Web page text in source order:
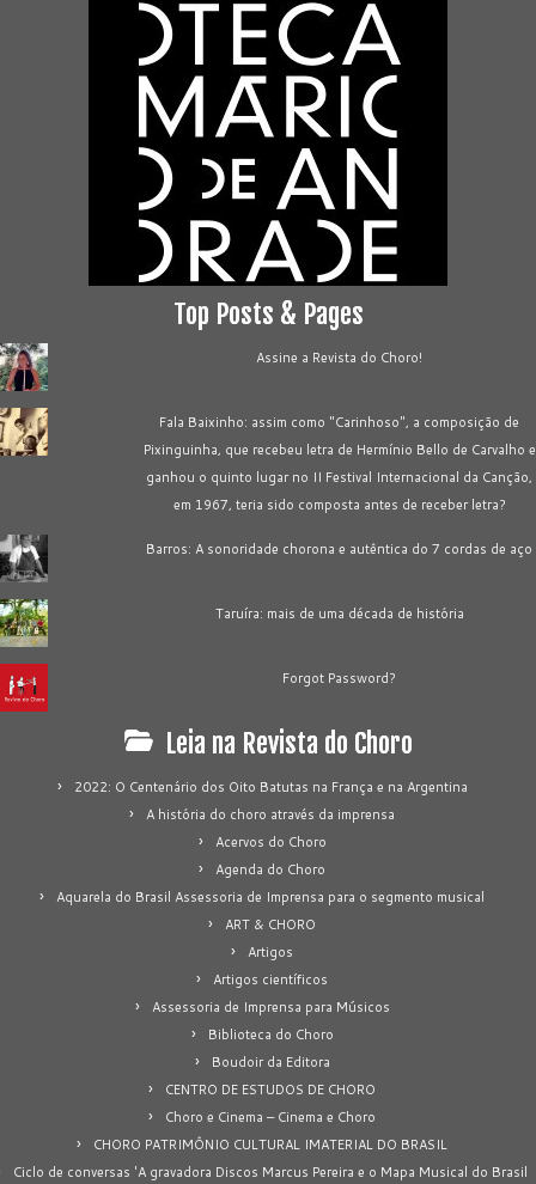
Top Posts & Pages
Assine a Revista do Choro!
Fala Baixinho: assim como "Carinhoso", a composição de
Pixinguinha, que recebeu letra de Hermínio Bello de Carvalho e
ganhou o quinto lugar no II Festival Internacional da Canção,
em 1967, teria sido composta antes de receber letra?
Barros: A sonoridade chorona e autêntica do 7 cordas de aço
Taruíra: mais de uma década de história
Forgot Password?
Leia na Revista do Choro
2022: O Centenário dos Oito Batutas na França e na Argentina
A história do choro através da imprensa
Acervos do Choro
Agenda do Choro
Aquarela do Brasil Assessoria de Imprensa para o segmento musical
ART & CHORO
Artigos
Artigos científicos
Assessoria de Imprensa para Músicos
Biblioteca do Choro
Boudoir da Editora
CENTRO DE ESTUDOS DE CHORO
Choro e Cinema – Cinema e Choro
CHORO PATRIMÔNIO CULTURAL IMATERIAL DO BRASIL
Ciclo de conversas 'A gravadora Discos Marcus Pereira e o Mapa Musical do Brasil